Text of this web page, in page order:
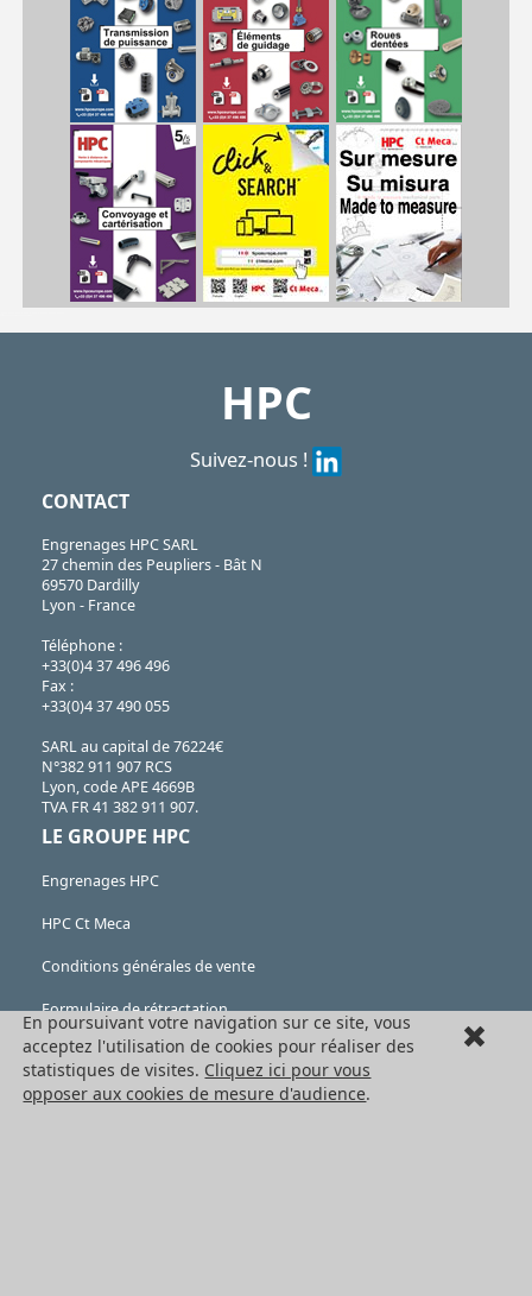
HPC
Suivez-nous !
CONTACT
Engrenages HPC SARL
27 chemin des Peupliers - Bât N
69570 Dardilly
Lyon - France
Téléphone :
+33(0)4 37 496 496
Fax :
+33(0)4 37 490 055
SARL au capital de 76224€
N°382 911 907 RCS
Lyon, code APE 4669B
TVA FR 41 382 911 907.
LE GROUPE HPC
Engrenages HPC
HPC Ct Meca
Conditions générales de vente
Formulaire de rétractation
Mentions légales
Cookies
En poursuivant votre navigation sur ce site, vous
acceptez l'utilisation de cookies pour réaliser des
statistiques de visites. Cliquez ici pour vous
opposer aux cookies de mesure d'audience.